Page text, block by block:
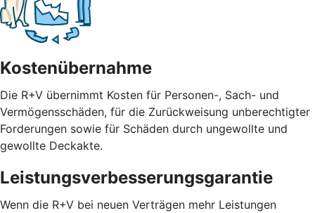
Kostenübernahme
Die R+V übernimmt Kosten für Personen-, Sach- und
Vermögensschäden, für die Zurückweisung unberechtigter
Forderungen sowie für Schäden durch ungewollte und
gewollte Deckakte.
Leistungsverbesserungsgarantie
Wenn die R+V bei neuen Verträgen mehr Leistungen